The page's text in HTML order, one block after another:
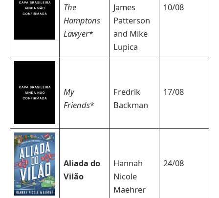
The
Hamptons
Lawyer*
James
Patterson
and Mike
Lupica
10/08
My
Friends*
Fredrik
Backman
17/08
Aliada do
Vilão
Hannah
Nicole
Maehrer
24/08